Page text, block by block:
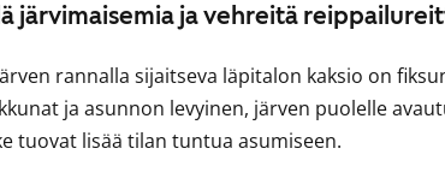
järvimaisemia ja vehreitä
rannalla sijaitseva läpitalon kaksio on
ja asunnon levyinen, järven puolelle
tuovat lisää tilan tuntua asumiseen.